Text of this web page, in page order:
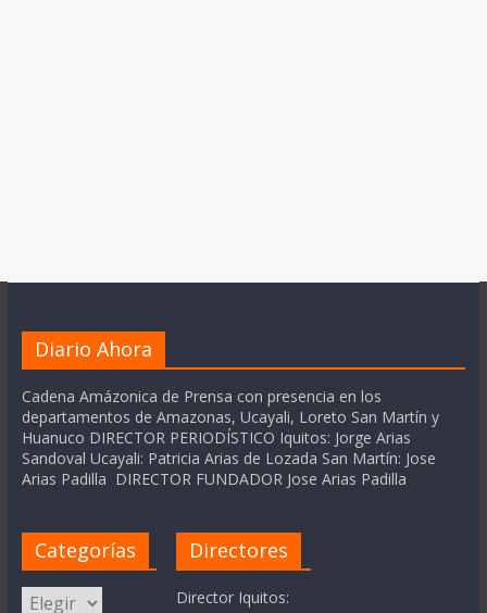
Diario Ahora
Cadena Amázonica de Prensa con presencia en los
departamentos de Amazonas, Ucayali, Loreto San Martín y
Huanuco DIRECTOR PERIODÍSTICO Iquitos: Jorge Arias
Sandoval Ucayali: Patricia Arias de Lozada San Martín: Jose
Arias Padilla DIRECTOR FUNDADOR Jose Arias Padilla
Categorías
Categorías
Directores
Director Iquitos: